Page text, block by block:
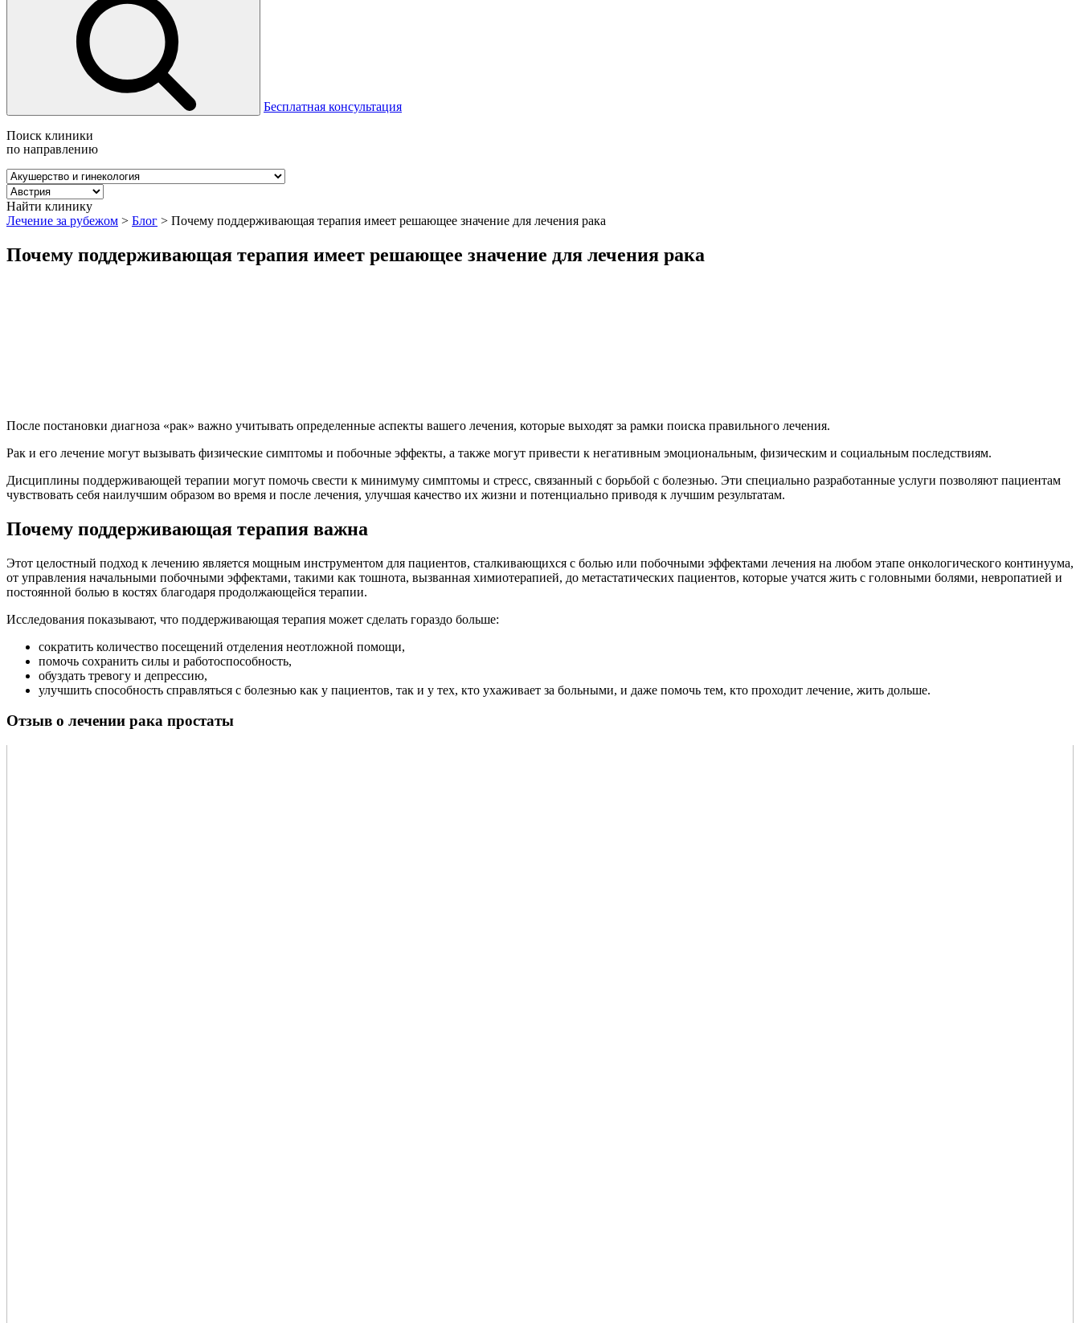
Бесплатная консультация
Поиск клиники
по направлению
Найти клинику
Лечение за рубежом > Блог > Почему поддерживающая терапия имеет решающее значение для лечения рака
Почему поддерживающая терапия имеет решающее значение для лечения рака
После постановки диагноза «рак» важно учитывать определенные аспекты вашего лечения, которые выходят за рамки поиска правильного лечения.
Рак и его лечение могут вызывать физические симптомы и побочные эффекты, а также могут привести к негативным эмоциональным, физическим и социальным последствиям.
Дисциплины поддерживающей терапии могут помочь свести к минимуму симптомы и стресс, связанный с борьбой с болезнью. Эти специально разработанные услуги позволяют пациентам
чувствовать себя наилучшим образом во время и после лечения, улучшая качество их жизни и потенциально приводя к лучшим результатам.
Почему поддерживающая терапия важна
Этот целостный подход к лечению является мощным инструментом для пациентов, сталкивающихся с болью или побочными эффектами лечения на любом этапе онкологического континуума,
от управления начальными побочными эффектами, такими как тошнота, вызванная химиотерапией, до метастатических пациентов, которые учатся жить с головными болями, невропатией и
постоянной болью в костях благодаря продолжающейся терапии.
Исследования показывают, что поддерживающая терапия может сделать гораздо больше:
сократить количество посещений отделения неотложной помощи,
помочь сохранить силы и работоспособность,
обуздать тревогу и депрессию,
улучшить способность справляться с болезнью как у пациентов, так и у тех, кто ухаживает за больными, и даже помочь тем, кто проходит лечение, жить дольше.
Отзыв о лечении рака простаты